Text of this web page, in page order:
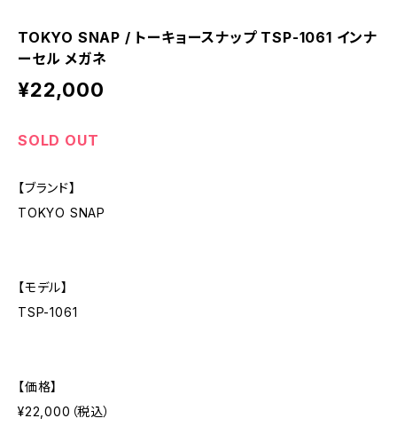
TOKYO SNAP / トーキョースナップ TSP-1061 インナ
ーセル メガネ
¥22,000
SOLD OUT
【ブランド】
TOKYO SNAP
【モデル】
TSP-1061
【価格】
¥22,000（税込）